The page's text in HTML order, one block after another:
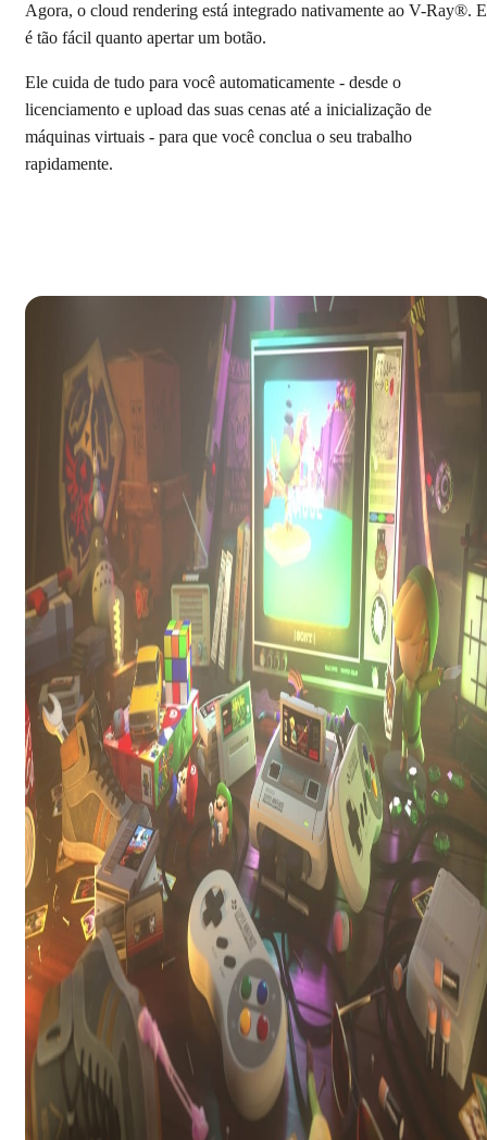
Agora, o cloud rendering está integrado nativamente ao V-Ray®. E
é tão fácil quanto apertar um botão.
Ele cuida de tudo para você automaticamente - desde o
licenciamento e upload das suas cenas até a inicialização de
máquinas virtuais - para que você conclua o seu trabalho
rapidamente.